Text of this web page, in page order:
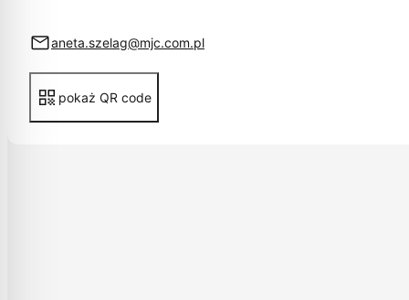
aneta.szelag@mjc.com.pl
pokaż QR code